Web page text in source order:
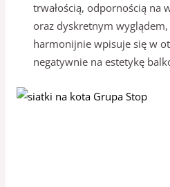
trwałością, odpornością na
oraz dyskretnym
harmonijnie wpisuje się w
negatywnie na estetykę